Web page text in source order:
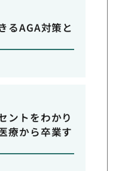
るAGA対策と
ントをわかり
療から卒業す